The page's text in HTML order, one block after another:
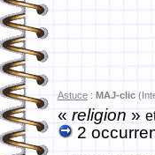
Astuce : MAJ-clic
«religion»
2